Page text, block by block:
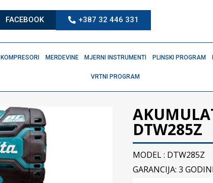
FACEBOOK +387 32 446 331
KOMPRESORI MERDEVINE MJERNI INSTRUMENTI PLINSKI PROGRAM
VRTNI PROGRAM
DTW285Z
MODEL : DTW285Z
GARANCIJA: 3